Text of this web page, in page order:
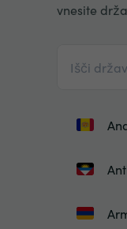
vnesite